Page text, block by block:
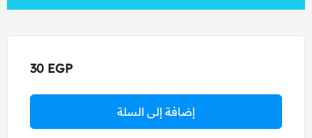
30 EGP
إضافة إلى السلة